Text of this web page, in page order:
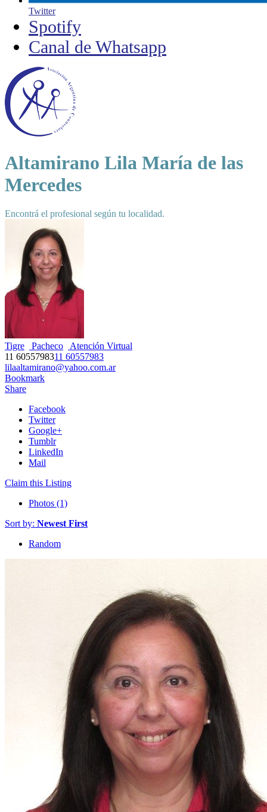
Twitter
Spotify
Canal de Whatsapp
Altamirano Lila María de las
Mercedes
Encontrá el profesional según tu localidad.
Tigre Pacheco
Atención Virtual
11 6055798311 60557983
lilaaltamirano@yahoo.com.ar
Bookmark
Share
Facebook
Twitter
Google+
Tumblr
LinkedIn
Mail
Claim this Listing
Photos (1)
Sort by: Newest First
Random